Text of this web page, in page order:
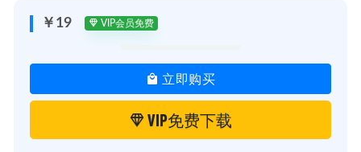
├─ 11.材料作文怎么写（下）.mp3
├─ 12.如何让孩子爱上学习？.mp3
├─ 14.走出死循环.mp3
├─ 15.培养孩子正确认识自己和孩子开始.mp3
├─ 16.与众不同的时间管理.mp3
├─ 17.如何激发好奇心与求知欲？.mp3
├─ 18.高效学习的背后考验的是我们的思维.mp3
├─ 19.掌握学习节奏，时时处处收获惊喜.mp3
￥19 VIP会员免费
立即购买
VIP免费下载